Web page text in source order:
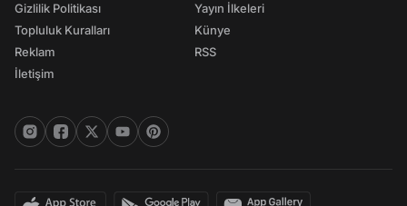
Gizlilik Politikası
Topluluk Kuralları
Reklam
İletişim
Yayın İlkeleri
Künye
RSS